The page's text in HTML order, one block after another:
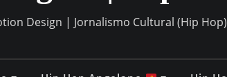
Design | Jornalismo Cultural (Hip